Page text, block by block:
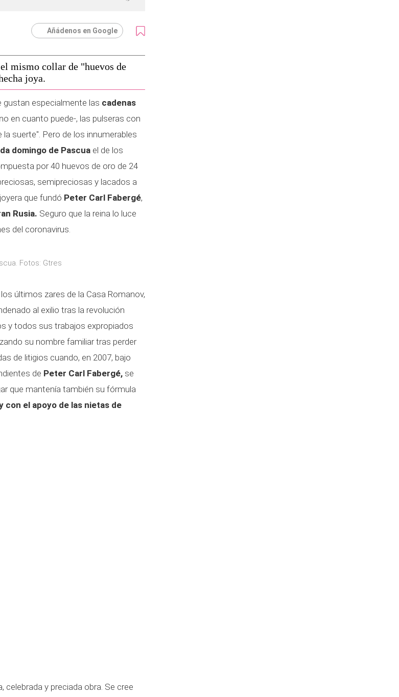
Añádenos en Google
mismo collar de "huevos de
joya.
gustan especialmente las cadenas
en cuanto puede-, las pulseras con
suerte". Pero de los innumerables
domingo de Pascua el de los
por 40 huevos de oro de 24
semipreciosas y lacados a
joyera que fundó Peter Carl Fabergé,
Rusia. Seguro que la reina lo luce
del coronavirus.
Fotos: Gtres
últimos zares de la Casa Romanov,
al exilio tras la revolución
y todos sus trabajos expropiados
su nombre familiar tras perder
de litigios cuando, en 2007, bajo
de Peter Carl Fabergé, se
que mantenía también su fórmula
con el apoyo de las nietas de
celebrada y preciada obra. Se cree